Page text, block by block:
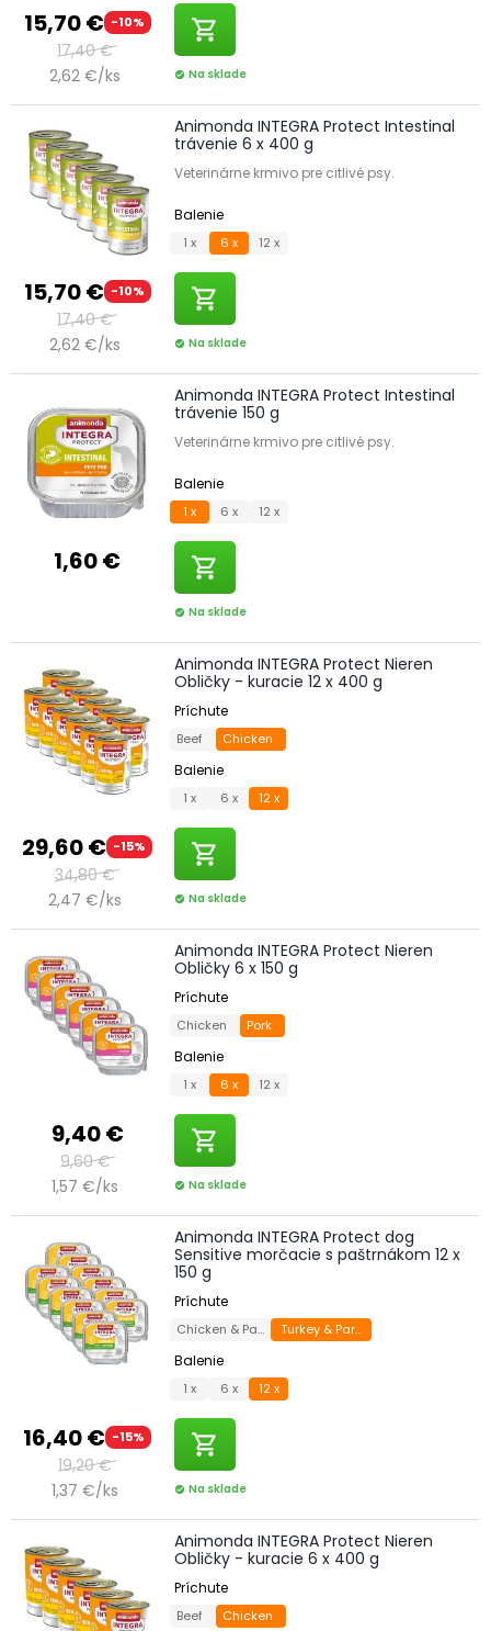
15,70 € -10%
17,40 €
2,62 €/ks
shopping_cart
check_circle Na sklade
15,70 € -10%
17,40 €
2,62 €/ks
Animonda INTEGRA Protect Intestinal
trávenie 6 x 400 g
Veterinárne krmivo pre citlivé psy.
Balenie
1 x 6 x 12 x
shopping_cart
check_circle Na sklade
1,60 €
Animonda INTEGRA Protect Intestinal
trávenie 150 g
Veterinárne krmivo pre citlivé psy.
Balenie
1 x 6 x 12 x
shopping_cart
check_circle Na sklade
29,60 € -15%
34,80 €
2,47 €/ks
Animonda INTEGRA Protect Nieren
Obličky - kuracie 12 x 400 g
Príchute
Beef Chicken
Balenie
1 x 6 x 12 x
shopping_cart
check_circle Na sklade
9,40 €
9,60 €
1,57 €/ks
Animonda INTEGRA Protect Nieren
Obličky 6 x 150 g
Príchute
Chicken Pork
Balenie
1 x 6 x 12 x
shopping_cart
check_circle Na sklade
16,40 € -15%
19,20 €
1,37 €/ks
Animonda INTEGRA Protect dog
Sensitive morčacie s paštrnákom 12 x
150 g
Príchute
Chicken & ParsnipTurkey & Parsnip
Balenie
1 x 6 x 12 x
shopping_cart
check_circle Na sklade
Animonda INTEGRA Protect Nieren
Obličky - kuracie 6 x 400 g
Príchute
Beef Chicken